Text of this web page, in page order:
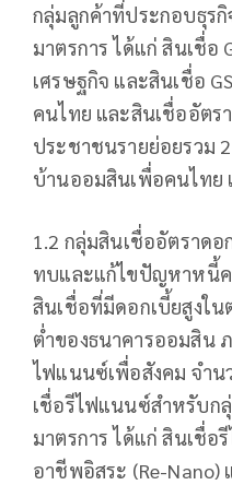
กลุ่มลูกค้าที่ประกอบธุร
มาตรการ ได้แก่ สินเชื่อ
เศรษฐกิจ และสินเชื่อ
คนไทย และสินเชื่ออัตร
ประชาชนรายย่อยรวม
บ้านออมสินเพื่อคนไทย
1.2 กลุ่มสินเชื่ออัตราดอ
ทบและแก้ไขปัญหาหนี้ค
สินเชื่อที่มีดอกเบี้ยสูงใน
ต่ำของธนาคารออมสิน
ไฟแนนซ์เพื่อสังคม จำน
เชื่อรีไฟแนนซ์สำหรับก
มาตรการ ได้แก่ สินเชื่
อาชีพอิสระ (Re-